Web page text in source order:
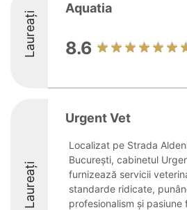
Laureați
Aquatia
8.6
Laureați
Urgent Vet
Localizat pe Strada
București, cabinetul
furnizează servicii
standarde ridicate,
profesionalism și pasiune